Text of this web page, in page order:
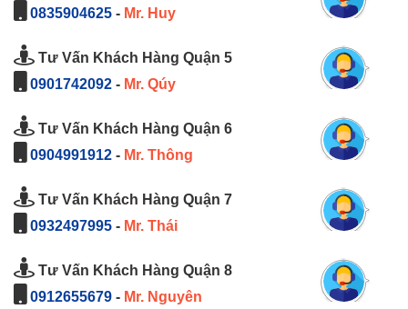
0835904625 - Mr. Huy
Tư Vấn Khách Hàng Quận 5
0901742092 - Mr. Qúy
Tư Vấn Khách Hàng Quận 6
0904991912 - Mr. Thông
Tư Vấn Khách Hàng Quận 7
0932497995 - Mr. Thái
Tư Vấn Khách Hàng Quận 8
0912655679 - Mr. Nguyên